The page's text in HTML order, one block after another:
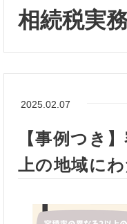
相続税実
2025.02.07
【事例つき
上の地域に